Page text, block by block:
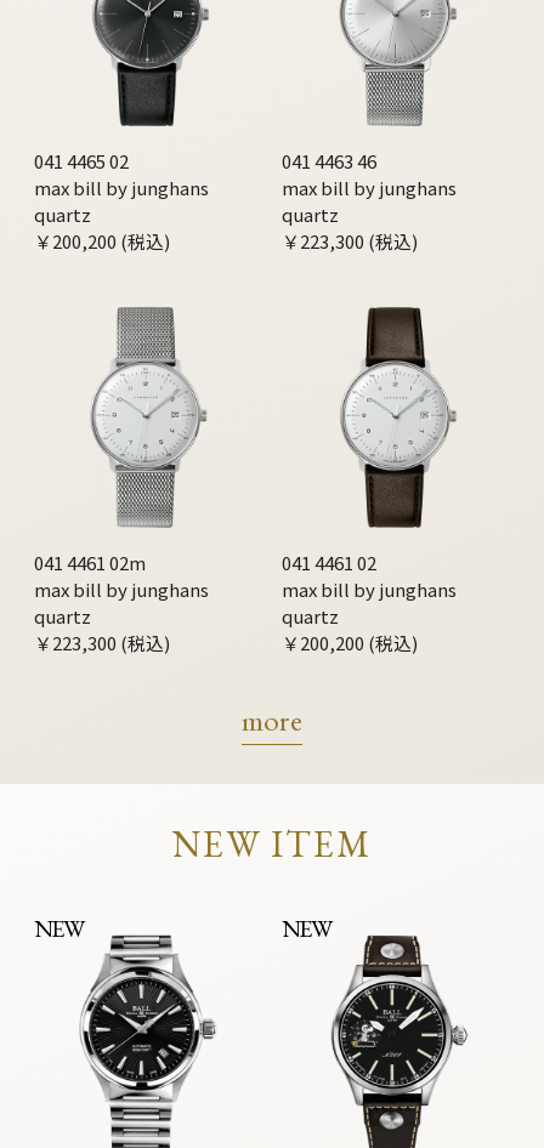
041 4465 02
max bill by junghans
quartz
￥200,200 (税込)
041 4463 46
max bill by junghans
quartz
￥223,300 (税込)
041 4461 02m
max bill by junghans
quartz
￥223,300 (税込)
041 4461 02
max bill by junghans
quartz
￥200,200 (税込)
more
NEW ITEM
NEW NEW